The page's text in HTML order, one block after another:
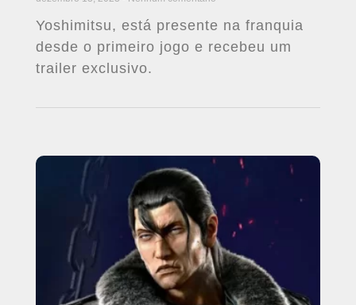
Yoshimitsu, está presente na franquia
desde o primeiro jogo e recebeu um
trailer exclusivo.